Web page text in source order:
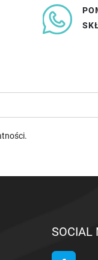
.
SOCIAL